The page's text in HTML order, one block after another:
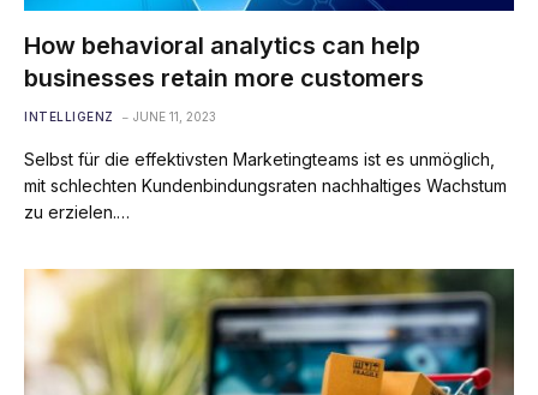
How behavioral analytics can help
businesses retain more customers
INTELLIGENZ JUNE 11, 2023
Selbst für die effektivsten Marketingteams ist es unmöglich,
mit schlechten Kundenbindungsraten nachhaltiges Wachstum
zu erzielen.…